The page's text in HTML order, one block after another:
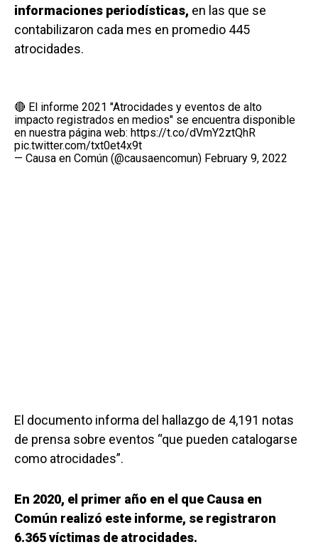
informaciones periodísticas, en las que se
contabilizaron cada mes en promedio 445
atrocidades.
🔴 El informe 2021 "Atrocidades y eventos de alto
impacto registrados en medios" se encuentra disponible
en nuestra página web: https://t.co/dVmY2ztQhR
pic.twitter.com/txt0et4x9t
— Causa en Común (@causaencomun) February 9, 2022
El documento informa del hallazgo de 4,191 notas
de prensa sobre eventos “que pueden catalogarse
como atrocidades”.
En 2020, el primer año en el que Causa en
Común realizó este informe, se registraron
6.365 víctimas de atrocidades.